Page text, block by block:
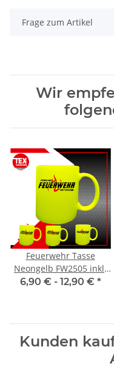
Frage zum Artikel
Wir
Feuerwehr Tasse
Neongelb FW2505 inkl.
Wunschtext
6,90 € - 12,90 € *
Kunden